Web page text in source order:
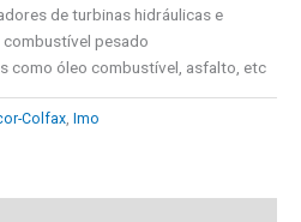
de turbinas hidráulicas e
pesado
como óleo combustível, asfalto, etc
Colfax, Imo